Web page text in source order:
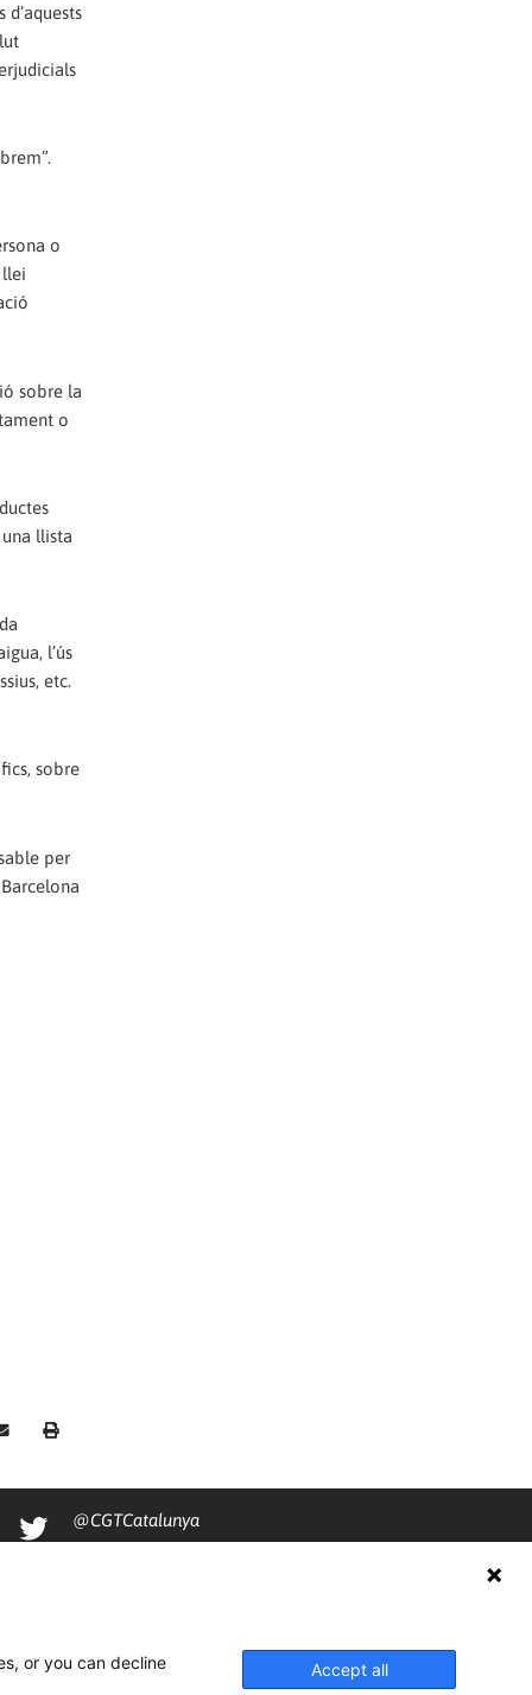
o
llei
sobre la
o
llista
l’ús
etc.
sobre
per
@CGTCatalunya
cgtcatalunya
or you can decline Accept all